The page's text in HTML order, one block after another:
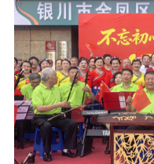
自治区文学艺术界联合会第九次代表
中国文联